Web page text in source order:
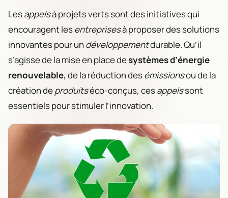
Lesappelsà projets verts sont des initiatives qui
encouragent lesentreprisesà proposer des solutions
innovantes pour un développementdurable. Qu’il
s’agisse de la mise en place desystèmes d’énergie
renouvelable,de la réduction desémissionsou de la
création deproduitséco-conçus, cesappelssont
essentiels pour stimuler l’innovation.